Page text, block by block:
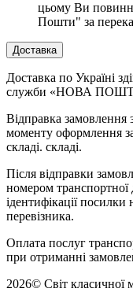
цьому Ви
Пошти" за
Доставка
Доставка по Україні
служби «НОВА
Відправка замовлення
моменту оформлення
складі. складі.
Після відправки
номером транспортної
ідентифікації
перевізника.
Оплата послуг
при отриманні
2026© Світ класичної